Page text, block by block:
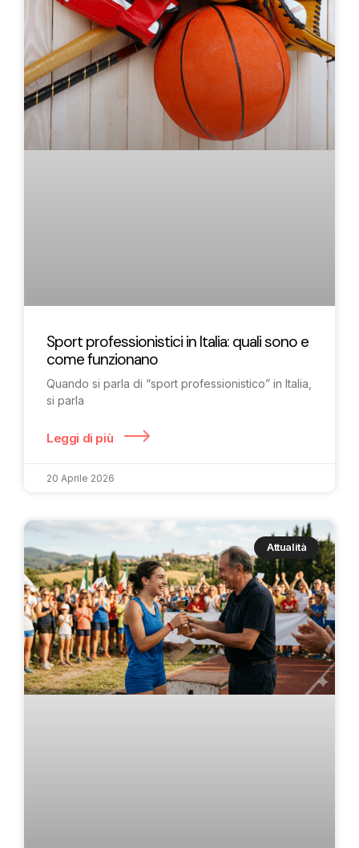
Sport professionistici in Italia: quali sono e
come funzionano
Quando si parla di “sport professionistico” in Italia,
si parla
Leggi di più
20 Aprile 2026
Attualità